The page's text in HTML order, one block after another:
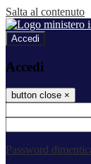
Salta al contenuto
Accedi
Accedi
button close ×
Password